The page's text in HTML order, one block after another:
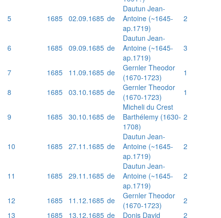
5 1685 02.09.1685 de
Dautun Jean-
Antoine (~1645-
ap.1719)
2
6 1685 09.09.1685 de
Dautun Jean-
Antoine (~1645-
ap.1719)
3
7 1685 11.09.1685 de
Gernler Theodor
(1670-1723)
1
8
1685 03.10.1685 de
Gernler Theodor
(1670-1723)
1
9 1685 30.10.1685 de
Micheli du Crest
Barthélemy (1630-
1708)
2
10 1685 27.11.1685 de
Dautun Jean-
Antoine (~1645-
ap.1719)
2
11 1685 29.11.1685 de
Dautun Jean-
Antoine (~1645-
ap.1719)
2
12 1685 11.12.1685 de
Gernler Theodor
(1670-1723)
2
13
1685 13.12.1685 de Donis David
2